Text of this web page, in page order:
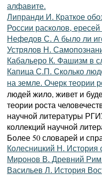
алфавите.
Липранди И. Краткое
России расколов, ересей
Нефедов С. А было ли
Устрялов Н.
Кабальеро К. Фашизм в
Капица С.П. Сколько
на земле. Очерк теории
людей жило, живет и
теории роста
научной литературы
коллекций научной
Более 50 словарей и
Колесницкий Н. История
Миронов В. Древний
Васильев Л. История